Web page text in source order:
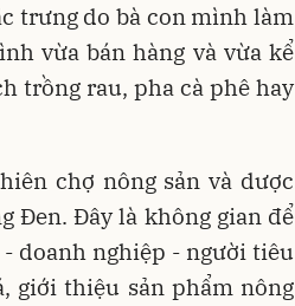
trưng do bà con mình làm
vừa bán hàng và vừa kể
trồng rau, pha cà phê hay
chợ nông sản và dược
Đen. Đây là không gian để
doanh nghiệp - người tiêu
giới thiệu sản phẩm nông